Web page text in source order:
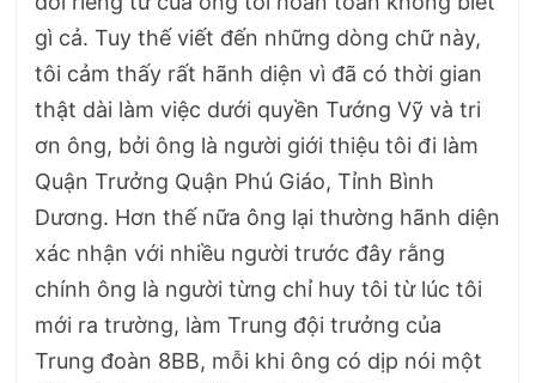
gì cả. Tuy thế viết đến những dòng chữ này,
tôi cảm thấy rất hãnh diện vì đã có thời gian
thật dài làm việc dưới quyền Tướng Vỹ và tri
ơn ông, bởi ông là người giới thiệu tôi đi làm
Quận Trưởng Quận Phú Giáo, Tỉnh Bình
Dương. Hơn thế nữa ông lại thường hãnh diện
xác nhận với nhiều người trước đây rằng
chính ông là người từng chỉ huy tôi từ lúc tôi
mới ra trường, làm Trung đội trưởng của
Trung đoàn 8BB, mỗi khi ông có dịp nói một